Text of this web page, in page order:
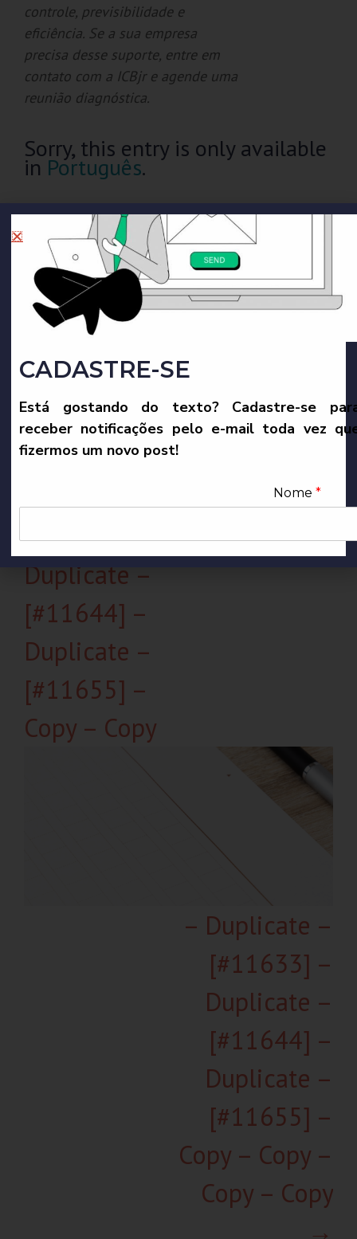
controle, previsibilidade e
eficiência. Se a sua empresa
precisa desse suporte, entre em
contato com a ICBjr e agende uma
reunião diagnóstica.
Sorry, this entry is only available
in Português.
←–
Duplicate –
[#11633] –
Duplicate –
[#11644] –
Duplicate –
[#11655] –
Copy – Copy
– Duplicate –
[#11633] –
Duplicate –
[#11644] –
Duplicate –
[#11655] –
Copy – Copy –
Copy – Copy
→
CADASTRE-SE
Está gostando do texto? Cadastre-se
receber notificações pelo e-mail toda vez
fizermos um novo post!
Nome *